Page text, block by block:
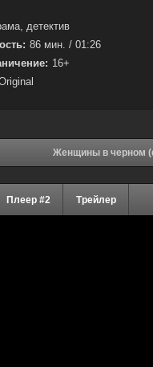
детектив
86 мин. / 01:26
16+
Женщины в черном
Плеер #2 Трейлер